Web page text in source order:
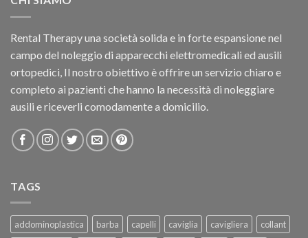
Rental Therapy una società solida e in forte espansione nel
campo del noleggio di apparecchi elettromedicali ed ausili
ortopedici, Il nostro obiettivo è offrire un servizio chiaro e
completo ai pazienti che hanno la necessità di noleggiare
ausili e riceverli comodamente a domicilio.
TAGS
addominoplastica barba capelli caviglia cavigliera
collant